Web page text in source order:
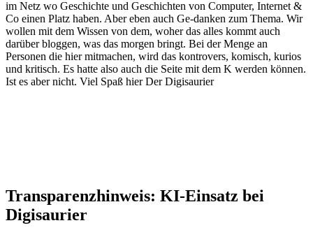
im Netz wo Geschichte und Geschichten von Computer, Internet &
Co einen Platz haben. Aber eben auch Ge-danken zum Thema. Wir
wollen mit dem Wissen von dem, woher das alles kommt auch
darüber bloggen, was das morgen bringt. Bei der Menge an
Personen die hier mitmachen, wird das kontrovers, komisch, kurios
und kritisch. Es hatte also auch die Seite mit dem K werden können.
Ist es aber nicht. Viel Spaß hier Der Digisaurier
Transparenzhinweis: KI-Einsatz bei
Digisaurier